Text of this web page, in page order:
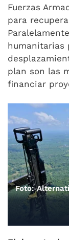
Fuerzas
para
humanitarias
plan son las
financiar
Foto: